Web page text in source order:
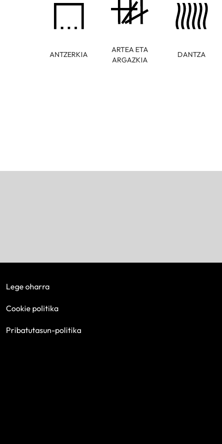
ANTZERKIA
ARTEA ETA
ARGAZKIA
DANTZA
Lege oharra
Cookie politika
Pribatutasun-politika